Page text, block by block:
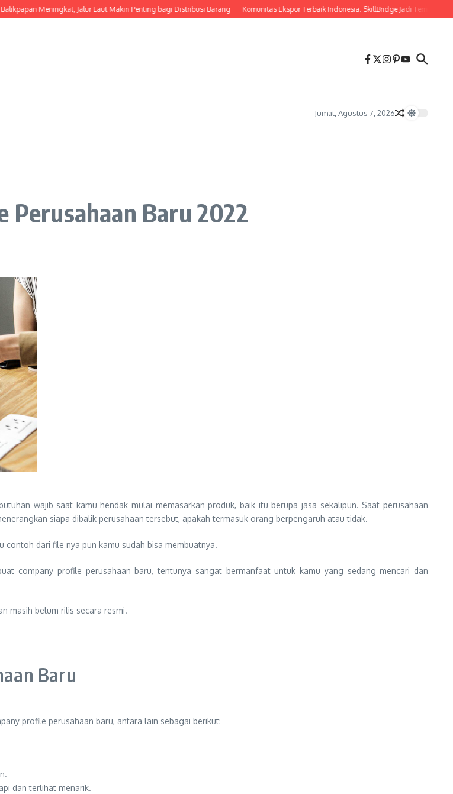
Meningkat, Jalur Laut Makin Penting bagi Distribusi Barang Komunitas Ekspor Terbaik Indonesia: SkillBridge Jadi Tempat
Jumat, Agustus 7, 2026
Perusahaan Baru 2022
wajib saat kamu hendak mulai memasarkan produk, baik itu berupa jasa sekalipun. Saat perusahaan
siapa dibalik perusahaan tersebut, apakah termasuk orang berpengaruh atau tidak.
dari file nya pun kamu sudah bisa membuatnya.
company profile perusahaan baru, tentunya sangat bermanfaat untuk kamu yang sedang mencari dan
masih belum rilis secara resmi.
Baru
profile perusahaan baru, antara lain sebagai berikut:
dan terlihat menarik.